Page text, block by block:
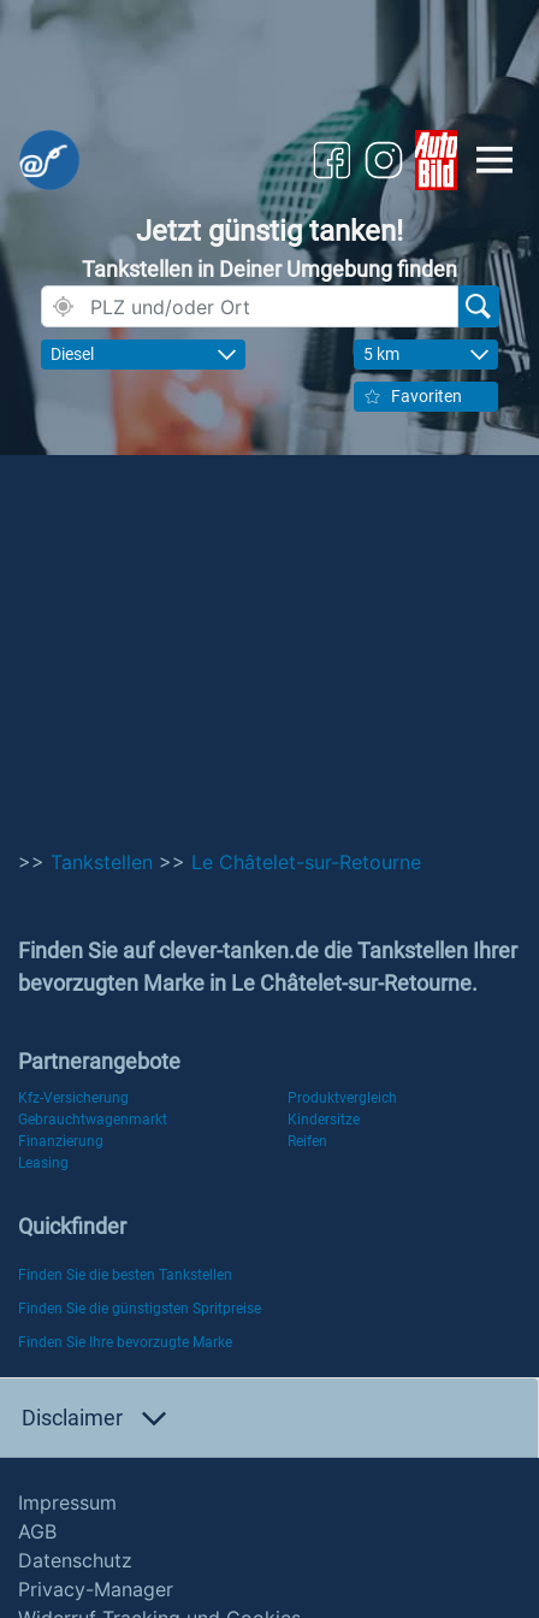
Jetzt günstig tanken!
Tankstellen in Deiner Umgebung finden
Diesel 5 km
Favoriten
>> Tankstellen >> Le Châtelet-sur-Retourne
Finden Sie auf clever-tanken.de die Tankstellen Ihrer
bevorzugten Marke in Le Châtelet-sur-Retourne.
Partnerangebote
Kfz-Versicherung
Produktvergleich
Gebrauchtwagenmarkt
Kindersitze
Finanzierung
Reifen
Leasing
Quickfinder
Finden Sie die besten Tankstellen
Finden Sie die günstigsten Spritpreise
Finden Sie Ihre bevorzugte Marke
Disclaimer
Impressum
AGB
Datenschutz
Privacy-Manager